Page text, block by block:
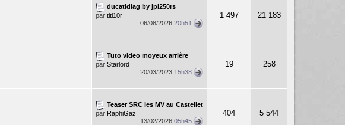
ducatidiag by jpl250rs
par titi10r
06/08/2026 20h51
1 497 21 183
Tuto video moyeux arrière
par Starlord
20/03/2023 15h38
19 258
Teaser SRC les MV au Castellet
par RaphiGaz
13/02/2026 05h45
404 5 544